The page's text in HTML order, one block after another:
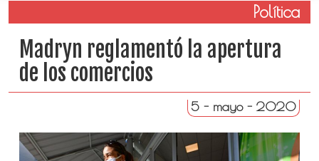
Política
Madryn reglamentó la apertura
de los comercios
5 - mayo - 2020